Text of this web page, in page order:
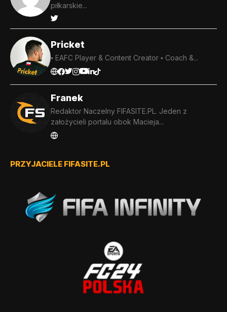
piłkarskie...
Pricket
▪️ EAFC Player & Content Creator ▪️ Coach &...
Franek
Redaktor Naczelny FIFASITE.PL. Jeden z
założycieli portalu obok Macieja...
PRZYJACIELE FIFASITE.PL